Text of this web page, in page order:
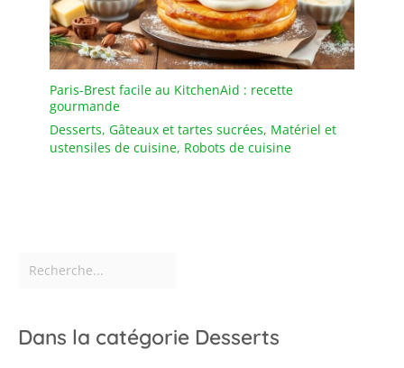
Paris-Brest facile au KitchenAid : recette
gourmande
Desserts, Gâteaux et tartes sucrées, Matériel et
ustensiles de cuisine, Robots de cuisine
Dans la catégorie Desserts